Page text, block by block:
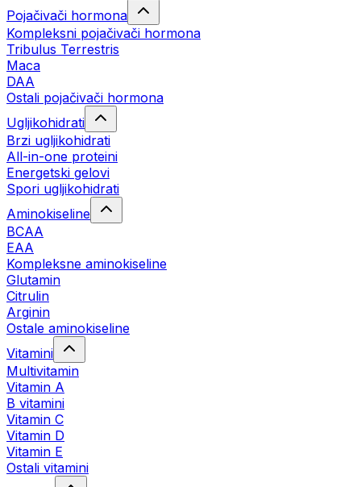
Pojačivači hormona
Kompleksni pojačivači hormona
Tribulus Terrestris
Maca
DAA
Ostali pojačivači hormona
Ugljikohidrati
Brzi ugljikohidrati
All-in-one proteini
Energetski gelovi
Spori ugljikohidrati
Aminokiseline
BCAA
EAA
Kompleksne aminokiseline
Glutamin
Citrulin
Arginin
Ostale aminokiseline
Vitamini
Multivitamin
Vitamin A
B vitamini
Vitamin C
Vitamin D
Vitamin E
Ostali vitamini